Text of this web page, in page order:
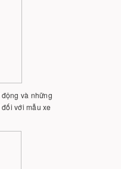
và những
với mẫu xe